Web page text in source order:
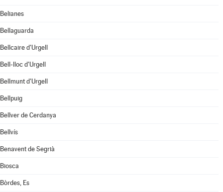
Belianes
Bellaguarda
Bellcaire d'Urgell
Bell-lloc d'Urgell
Bellmunt d'Urgell
Bellpuig
Bellver de Cerdanya
Bellvís
Benavent de Segrià
Biosca
Bòrdes, Es